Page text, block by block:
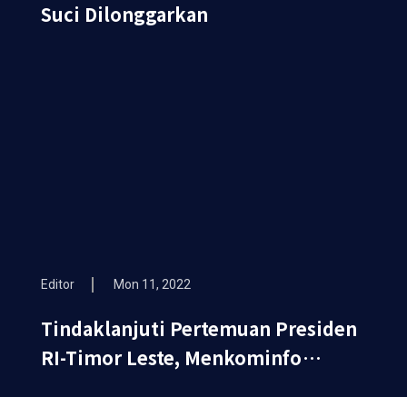
Suci Dilonggarkan
Editor Mon 11, 2022
Tindaklanjuti Pertemuan Presiden
RI-Timor Leste, Menkominfo